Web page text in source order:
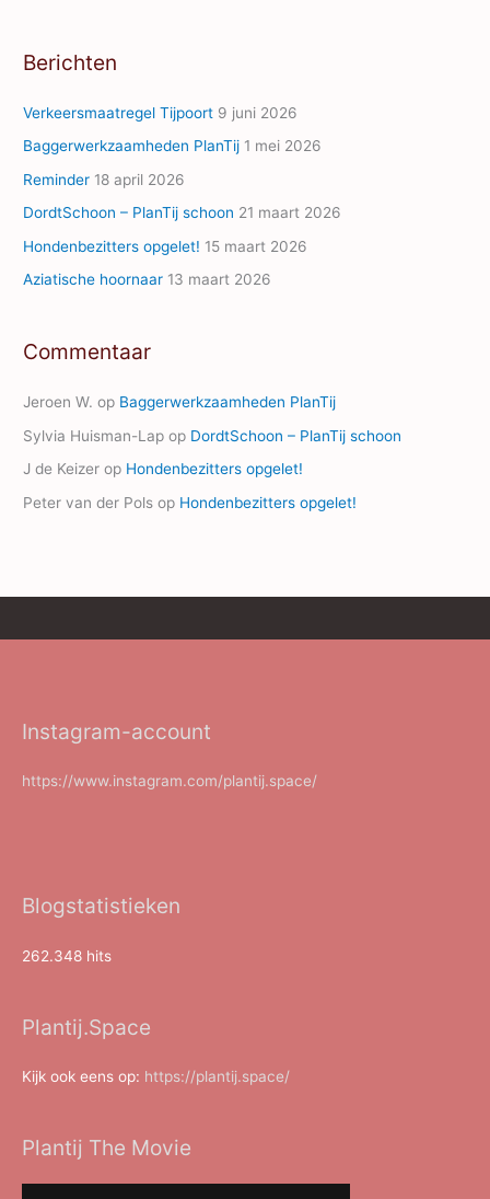
d
r
e
s
s
Berichten
Verkeersmaatregel Tijpoort 9 juni 2026
Baggerwerkzaamheden PlanTij 1 mei 2026
Reminder 18 april 2026
DordtSchoon – PlanTij schoon 21 maart 2026
Hondenbezitters opgelet! 15 maart 2026
Aziatische hoornaar 13 maart 2026
Commentaar
Jeroen W. op Baggerwerkzaamheden PlanTij
Sylvia Huisman-Lap op DordtSchoon – PlanTij schoon
J de Keizer op Hondenbezitters opgelet!
Peter van der Pols op Hondenbezitters opgelet!
Instagram-account
https://www.instagram.com/plantij.space/
Blogstatistieken
262.348 hits
Plantij.Space
Kijk ook eens op: https://plantij.space/
Plantij The Movie